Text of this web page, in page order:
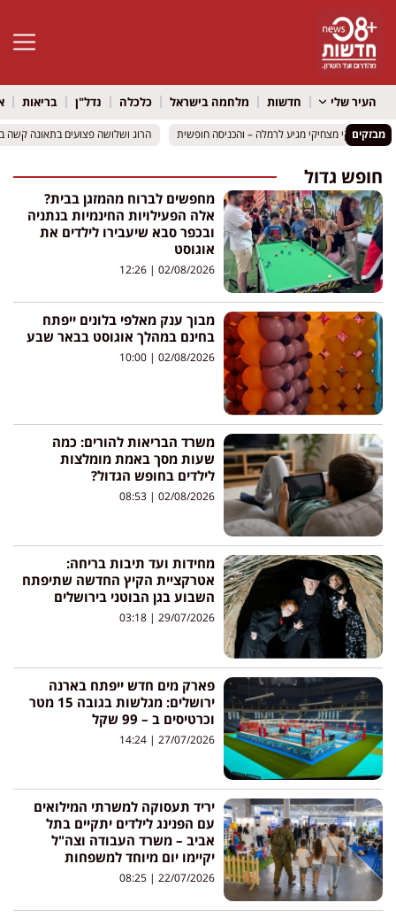
פתח
העיר שלי חדשות מלחמה בישראל כלכלה נדל"ן בריאות
מבזקים
רועיקי מצחיקי מגיע לרמלה – והכניסה חופשית
רועיקי מצחיקי מגיע לרמלה – והכניסה חופשית הרוג ושלושה פצועים בתאונה קשה בכביש 316 סמוך למיתר: שני כלי רכב
הרוג ושלושה פצועים בתאונה קשה בכביש 316 סמוך למיתר: שני כלי רכב
חופש גדול
מחפשים לברוח מהמזגן בבית?
אלה הפעילויות החינמיות בנתניה
ובכפר סבא שיעבירו לילדים את
אוגוסט
02/08/2026
מבוך ענק מאלפי בלונים ייפתח
בחינם במהלך אוגוסט בבאר שבע
02/08/2026
משרד הבריאות להורים: כמה
שעות מסך באמת מומלצות
לילדים בחופש הגדול?
02/08/2026
מחידות ועד תיבות בריחה:
אטרקציית הקיץ החדשה שתיפתח
השבוע בגן הבוטני בירושלים
29/07/2026
פארק מים חדש ייפתח בארנה
ירושלים: מגלשות בגובה 15 מטר
וכרטיסים ב – 99 שקל
27/07/2026
יריד תעסוקה למשרתי המילואים
עם הפנינג לילדים יתקיים בתל
אביב – משרד העבודה וצה"ל
יקיימו יום מיוחד למשפחות
22/07/2026